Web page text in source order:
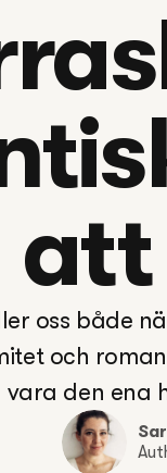
oss både
och
vara den ena